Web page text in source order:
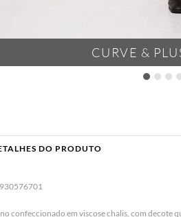
CURVE &
DO PRODUTO
confeccionado em viscose chalis, com decote